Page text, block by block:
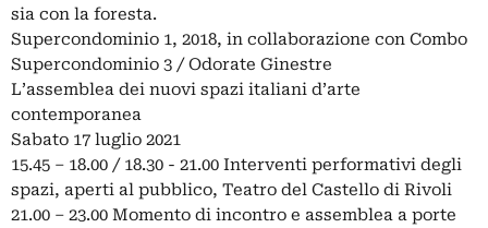
sia con la foresta.
Supercondominio 1, 2018, in collaborazione con Combo
Supercondominio 3 / Odorate Ginestre
L’assemblea dei nuovi spazi italiani d’arte
contemporanea
Sabato 17 luglio 2021
15.45 – 18.00 / 18.30 - 21.00 Interventi performativi degli
spazi, aperti al pubblico, Teatro del Castello di Rivoli
21.00 – 23.00 Momento di incontro e assemblea a porte